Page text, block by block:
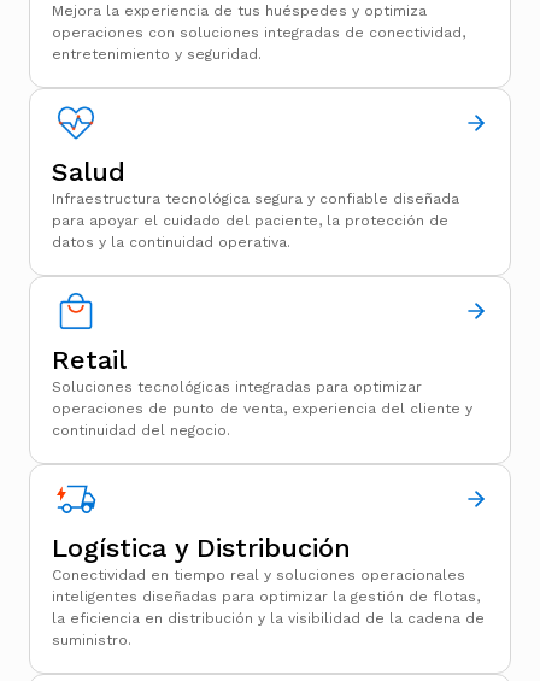
Mejora la experiencia de tus huéspedes y optimiza
operaciones con soluciones integradas de conectividad,
entretenimiento y seguridad.
Salud
Infraestructura tecnológica segura y confiable diseñada
para apoyar el cuidado del paciente, la protección de
datos y la continuidad operativa.
Retail
Soluciones tecnológicas integradas para optimizar
operaciones de punto de venta, experiencia del cliente y
continuidad del negocio.
Logística y Distribución
Conectividad en tiempo real y soluciones operacionales
inteligentes diseñadas para optimizar la gestión de flotas,
la eficiencia en distribución y la visibilidad de la cadena de
suministro.